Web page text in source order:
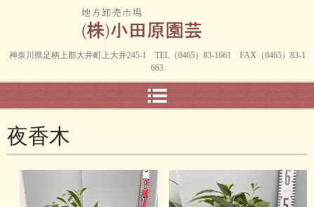
神奈川県足柄上郡大井町上大井245-1 TEL（0465）83-1661 FAX（0465）83-1
663
夜香木